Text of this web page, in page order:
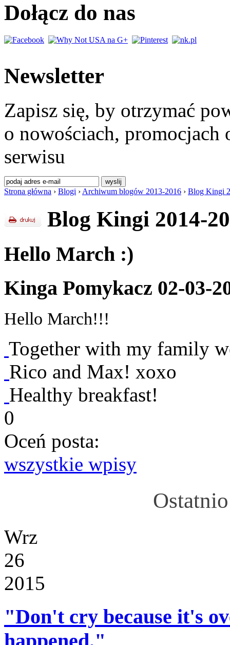
Dołącz do nas
Newsletter
Zapisz się, by otrzymać
o nowościach, promocjach
serwisu
Strona główna › Blogi › Archiwum blogów 2013-2016 › Blog Kingi
Blog Kingi 2014-
Hello March :)
Kinga Pomykacz 02-03-
Hello March!!!
Together with my family
Rico and Max! xoxo
Healthy breakfast!
0
Oceń posta:
wszystkie wpisy
Wrz
26
2015
"Don't cry because it's